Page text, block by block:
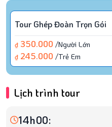
Tour Ghép Đoàn Trọn Gói
₫ 350.000 /người Lớn
₫ 245.000 /trẻ Em
Lịch trình tour
14h00: